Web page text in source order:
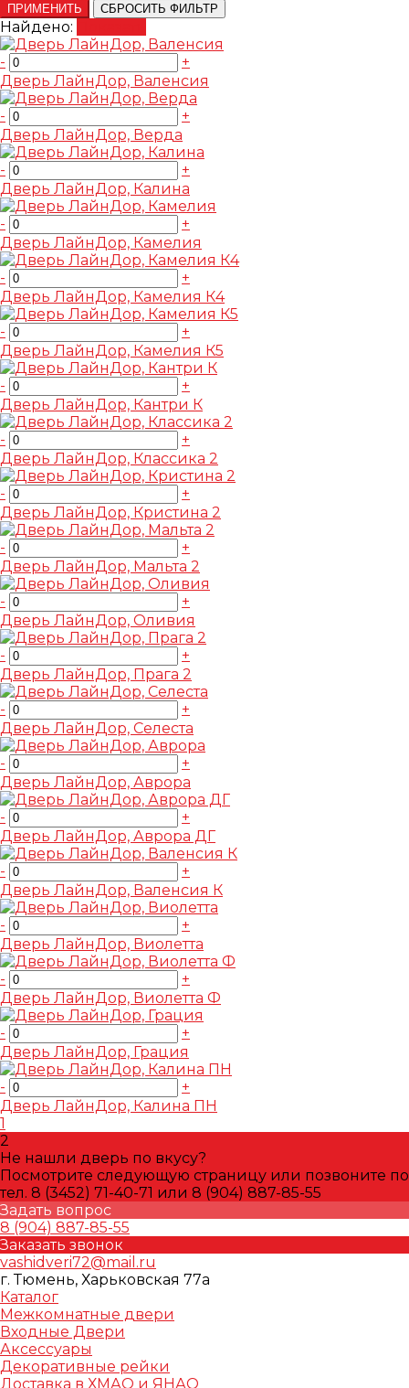
ПРИМЕНИТЬ СБРОСИТЬ ФИЛЬТР
Найдено:
-
+
Дверь ЛайнДор, Валенсия
-
+
Дверь ЛайнДор, Верда
-
+
Дверь ЛайнДор, Калина
-
+
Дверь ЛайнДор, Камелия
-
+
Дверь ЛайнДор, Камелия К4
-
+
Дверь ЛайнДор, Камелия К5
-
+
Дверь ЛайнДор, Кантри К
-
+
Дверь ЛайнДор, Классика 2
-
+
Дверь ЛайнДор, Кристина 2
-
+
Дверь ЛайнДор, Мальта 2
-
+
Дверь ЛайнДор, Оливия
-
+
Дверь ЛайнДор, Прага 2
-
+
Дверь ЛайнДор, Селеста
-
+
Дверь ЛайнДор, Аврора
-
+
Дверь ЛайнДор, Аврора ДГ
-
+
Дверь ЛайнДор, Валенсия К
-
+
Дверь ЛайнДор, Виолетта
-
+
Дверь ЛайнДор, Виолетта Ф
-
+
Дверь ЛайнДор, Грация
-
+
Дверь ЛайнДор, Калина ПН
1
2
Не нашли дверь по вкусу?
Посмотрите следующую страницу или позвоните по
тел. 8 (3452) 71-40-71 или 8 (904) 887-85-55
Задать вопрос
8 (904) 887-85-55
Заказать звонок
vashidveri72@mail.ru
г. Тюмень, Харьковская 77а
Каталог
Межкомнатные двери
Входные Двери
Аксессуары
Декоративные рейки
Доставка в ХМАО и ЯНАО